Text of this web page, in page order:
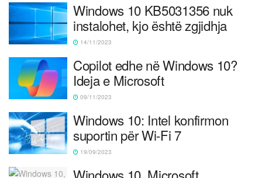
Windows 10 KB5031356 nuk
instalohet, kjo është zgjidhja
14/11/2023
Copilot edhe në Windows 10?
Ideja e Microsoft
09/11/2023
Windows 10: Intel konfirmon
suportin për Wi-Fi 7
19/09/2023